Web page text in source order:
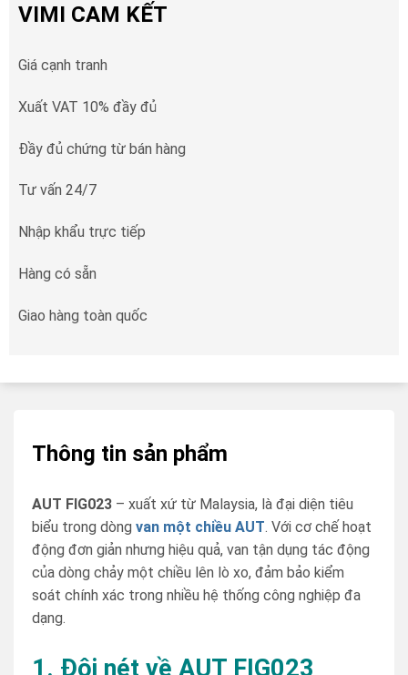
VIMI CAM KẾT
Giá cạnh tranh
Xuất VAT 10% đầy đủ
Đầy đủ chứng từ bán hàng
Tư vấn 24/7
Nhập khẩu trực tiếp
Hàng có sẵn
Giao hàng toàn quốc
Thông tin sản phẩm
AUT FIG023 – xuất xứ từ Malaysia, là đại diện tiêu
biểu trong dòng van một chiều AUT. Với cơ chế hoạt
động đơn giản nhưng hiệu quả, van tận dụng tác động
của dòng chảy một chiều lên lò xo, đảm bảo kiểm
soát chính xác trong nhiều hệ thống công nghiệp đa
dạng.
1. Đôi nét về AUT FIG023